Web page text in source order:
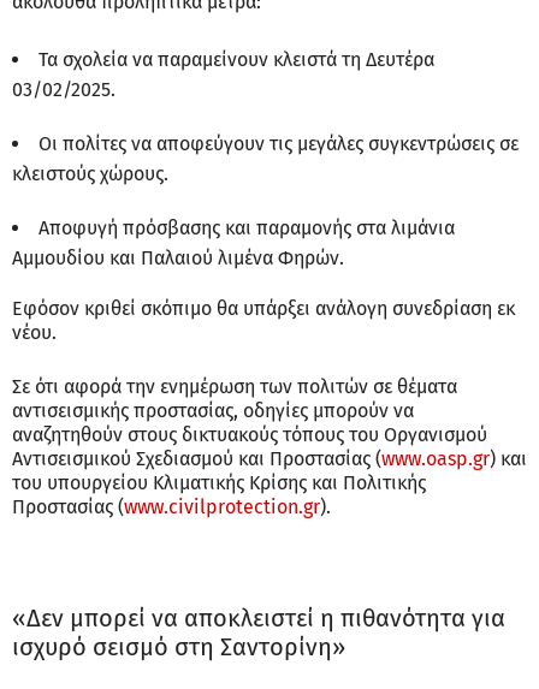
Τα σχολεία να παραμείνουν κλειστά τη Δευτέρα
03/02/2025.
Οι πολίτες να αποφεύγουν τις μεγάλες συγκεντρώσεις σε
κλειστούς χώρους.
Αποφυγή πρόσβασης και παραμονής στα λιμάνια
Αμμουδίου και Παλαιού λιμένα Φηρών.
Εφόσον κριθεί σκόπιμο θα υπάρξει ανάλογη συνεδρίαση εκ
νέου.
Σε ότι αφορά την ενημέρωση των πολιτών σε θέματα
αντισεισμικής προστασίας, οδηγίες μπορούν να
αναζητηθούν στους δικτυακούς τόπους του Οργανισμού
Αντισεισμικού Σχεδιασμού και Προστασίας (www.oasp.gr) και
του υπουργείου Κλιματικής Κρίσης και Πολιτικής
Προστασίας (www.civilprotection.gr).
«Δεν μπορεί να αποκλειστεί η πιθανότητα για
ισχυρό σεισμό στη Σαντορίνη»